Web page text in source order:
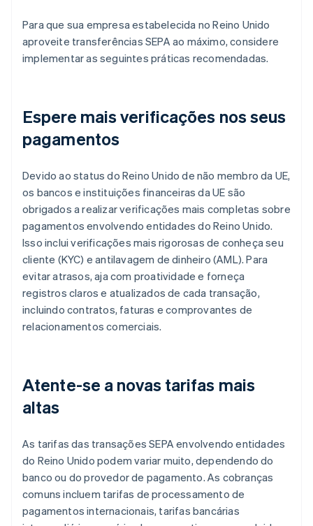
Para que sua empresa estabelecida no Reino Unido
aproveite transferências SEPA ao máximo, considere
implementar as seguintes práticas recomendadas.
Espere mais verificações nos seus
pagamentos
Devido ao status do Reino Unido de não membro da UE,
os bancos e instituições financeiras da UE são
obrigados a realizar verificações mais completas sobre
pagamentos envolvendo entidades do Reino Unido.
Isso inclui verificações mais rigorosas de conheça seu
cliente (KYC) e antilavagem de dinheiro (AML). Para
evitar atrasos, aja com proatividade e forneça
registros claros e atualizados de cada transação,
incluindo contratos, faturas e comprovantes de
relacionamentos comerciais.
Atente-se a novas tarifas mais
altas
As tarifas das transações SEPA envolvendo entidades
do Reino Unido podem variar muito, dependendo do
banco ou do provedor de pagamento. As cobranças
comuns incluem tarifas de processamento de
pagamentos internacionais, tarifas bancárias